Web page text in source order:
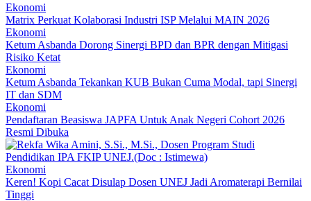
Ekonomi
Matrix Perkuat Kolaborasi Industri ISP Melalui MAIN 2026
Ekonomi
Ketum Asbanda Dorong Sinergi BPD dan BPR dengan Mitigasi
Risiko Ketat
Ekonomi
Ketum Asbanda Tekankan KUB Bukan Cuma Modal, tapi Sinergi
IT dan SDM
Ekonomi
Pendaftaran Beasiswa JAPFA Untuk Anak Negeri Cohort 2026
Resmi Dibuka
Ekonomi
Keren! Kopi Cacat Disulap Dosen UNEJ Jadi Aromaterapi Bernilai
Tinggi